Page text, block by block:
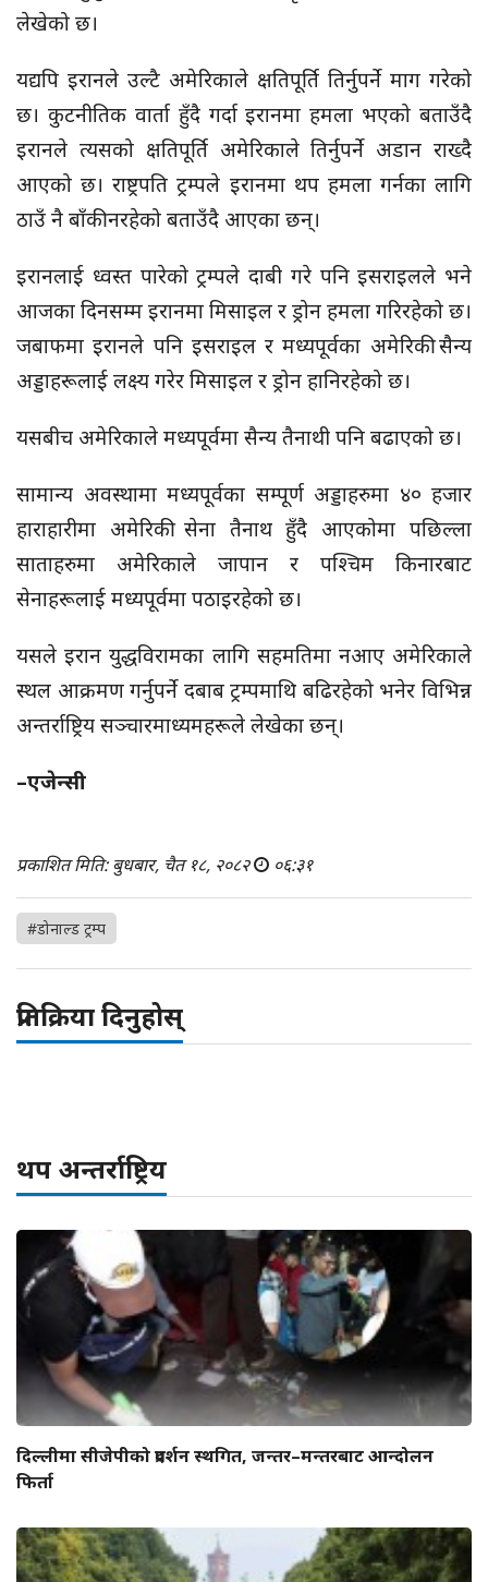
लेखेको छ।
यद्यपि इरानले उल्टै अमेरिकाले क्षतिपूर्ति तिर्नुपर्ने माग गरेको
छ। कुटनीतिक वार्ता हुँदै गर्दा इरानमा हमला भएको बताउँदै
इरानले त्यसको क्षतिपूर्ति अमेरिकाले तिर्नुपर्ने अडान राख्दै
आएको छ। राष्ट्रपति ट्रम्पले इरानमा थप हमला गर्नका लागि
ठाउँ नै बाँकी नरहेको बताउँदै आएका छन्।
इरानलाई ध्वस्त पारेको ट्रम्पले दाबी गरे पनि इसराइलले भने
आजका दिनसम्म इरानमा मिसाइल र ड्रोन हमला गरिरहेको छ।
जबाफमा इरानले पनि इसराइल र मध्यपूर्वका अमेरिकी सैन्य
अड्डाहरूलाई लक्ष्य गरेर मिसाइल र ड्रोन हानिरहेको छ।
यसबीच अमेरिकाले मध्यपूर्वमा सैन्य तैनाथी पनि बढाएको छ।
सामान्य अवस्थामा मध्यपूर्वका सम्पूर्ण अड्डाहरुमा ४० हजार
हाराहारीमा अमेरिकी सेना तैनाथ हुँदै आएकोमा पछिल्ला
साताहरुमा अमेरिकाले जापान र पश्चिम किनारबाट
सेनाहरूलाई मध्यपूर्वमा पठाइरहेको छ।
यसले इरान युद्धविरामका लागि सहमतिमा नआए अमेरिकाले
स्थल आक्रमण गर्नुपर्ने दबाब ट्रम्पमाथि बढिरहेको भनेर विभिन्न
अन्तर्राष्ट्रिय सञ्चारमाध्यमहरूले लेखेका छन्।
–एजेन्सी
प्रकाशित मिति: बुधबार, चैत १८, २०८२ ०६:३१
#डोनाल्ड ट्रम्प
प्रतिक्रिया दिनुहोस्
थप अन्तर्राष्ट्रिय
दिल्लीमा सीजेपीको प्रदर्शन स्थगित, जन्तर–मन्तरबाट आन्दोलन
फिर्ता